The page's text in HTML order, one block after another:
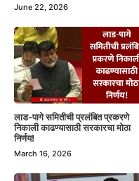
June 22, 2026
लाड-पागे समितीची प्रलंबित प्रकरणे
निकाली काढण्यासाठी सरकारचा मोठा
निर्णय!
March 16, 2026